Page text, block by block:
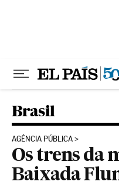
Brasil
AGÊNCIA PÚBLICA
Os trens da
Baixada